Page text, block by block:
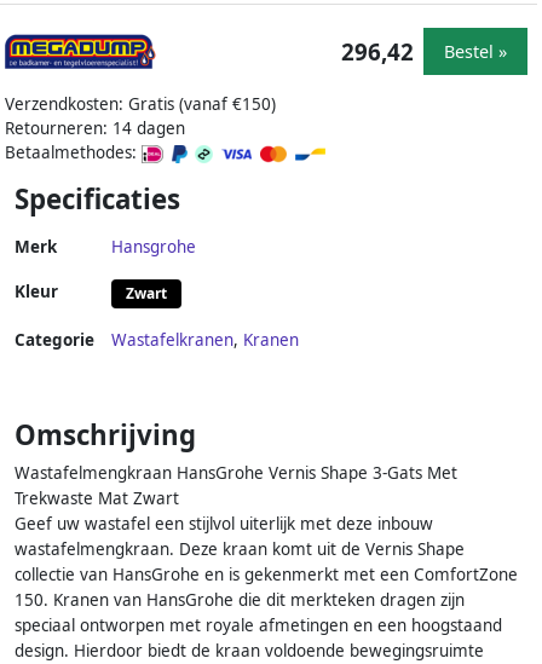
Verzendkosten: Gratis (vanaf €150)
Retourneren: 14 dagen
Betaalmethodes:
296,42 Bestel »
Specificaties
Merk Hansgrohe
Kleur Zwart
Categorie Wastafelkranen, Kranen
Omschrijving
Wastafelmengkraan HansGrohe Vernis Shape 3-Gats Met
Trekwaste Mat Zwart
Geef uw wastafel een stijlvol uiterlijk met deze inbouw
wastafelmengkraan. Deze kraan komt uit de Vernis Shape
collectie van HansGrohe en is gekenmerkt met een ComfortZone
150. Kranen van HansGrohe die dit merkteken dragen zijn
speciaal ontworpen met royale afmetingen en een hoogstaand
design. Hierdoor biedt de kraan voldoende bewegingsruimte